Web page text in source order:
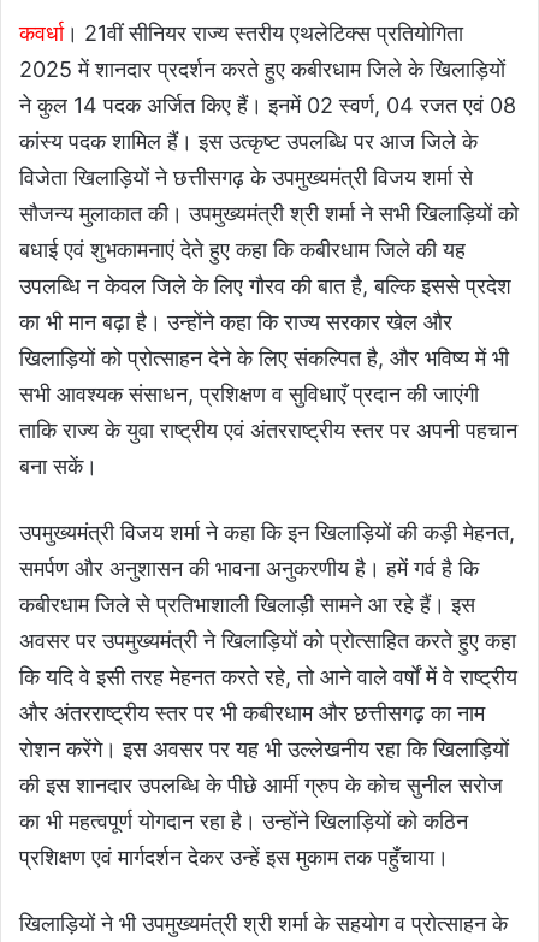
कवर्धा। 21वीं सीनियर राज्य स्तरीय एथलेटिक्स प्रतियोगिता
2025 में शानदार प्रदर्शन करते हुए कबीरधाम जिले के खिलाड़ियों
ने कुल 14 पदक अर्जित किए हैं। इनमें 02 स्वर्ण, 04 रजत एवं 08
कांस्य पदक शामिल हैं। इस उत्कृष्ट उपलब्धि पर आज जिले के
विजेता खिलाड़ियों ने छत्तीसगढ़ के उपमुख्यमंत्री विजय शर्मा से
सौजन्य मुलाकात की। उपमुख्यमंत्री श्री शर्मा ने सभी खिलाड़ियों को
बधाई एवं शुभकामनाएं देते हुए कहा कि कबीरधाम जिले की यह
उपलब्धि न केवल जिले के लिए गौरव की बात है, बल्कि इससे प्रदेश
का भी मान बढ़ा है। उन्होंने कहा कि राज्य सरकार खेल और
खिलाड़ियों को प्रोत्साहन देने के लिए संकल्पित है, और भविष्य में भी
सभी आवश्यक संसाधन, प्रशिक्षण व सुविधाएँ प्रदान की जाएंगी
ताकि राज्य के युवा राष्ट्रीय एवं अंतरराष्ट्रीय स्तर पर अपनी पहचान
बना सकें।
उपमुख्यमंत्री विजय शर्मा ने कहा कि इन खिलाड़ियों की कड़ी मेहनत,
समर्पण और अनुशासन की भावना अनुकरणीय है। हमें गर्व है कि
कबीरधाम जिले से प्रतिभाशाली खिलाड़ी सामने आ रहे हैं। इस
अवसर पर उपमुख्यमंत्री ने खिलाड़ियों को प्रोत्साहित करते हुए कहा
कि यदि वे इसी तरह मेहनत करते रहे, तो आने वाले वर्षों में वे राष्ट्रीय
और अंतरराष्ट्रीय स्तर पर भी कबीरधाम और छत्तीसगढ़ का नाम
रोशन करेंगे। इस अवसर पर यह भी उल्लेखनीय रहा कि खिलाड़ियों
की इस शानदार उपलब्धि के पीछे आर्मी ग्रुप के कोच सुनील सरोज
का भी महत्वपूर्ण योगदान रहा है। उन्होंने खिलाड़ियों को कठिन
प्रशिक्षण एवं मार्गदर्शन देकर उन्हें इस मुकाम तक पहुँचाया।
खिलाड़ियों ने भी उपमुख्यमंत्री श्री शर्मा के सहयोग व प्रोत्साहन के